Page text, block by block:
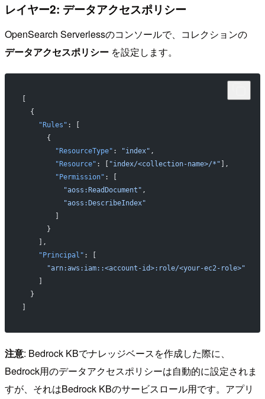
レイヤー2: データアクセスポリシー
OpenSearch Serverlessのコンソールで、コレクションの
データアクセスポリシー を設定します。
[
  {
    "Rules"
: [
      {
        "ResourceType"
: "index" ,
        "Resource"
: [ "index/<collection-name>/*" ],
        "Permission"
: [
          "aoss:ReadDocument"
,
          "aoss:DescribeIndex"
        ]
      }
    ],
    "Principal"
: [
      "arn:aws:iam::<account-id>:role/<your-ec2-role>"
    ]
  }
]
注意: Bedrock KBでナレッジベースを作成した際に、
Bedrock用のデータアクセスポリシーは自動的に設定されま
すが、それはBedrock KBのサービスロール用です。アプリ